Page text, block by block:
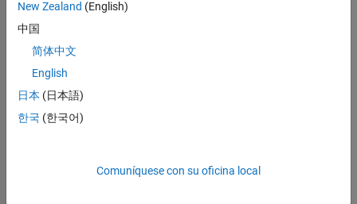
the settings folder.
Import Settings from Other Releases
Import settings from a release up to three releases immediately
preceding the one you are starting up.
Manage Windows in MATLAB Online
Pop out, pin, collapse, minimize, maximize, and close windows in
Información relacionada
New Zealand (English)
中国
简体中文
English
日本 (日本語)
한국 (한국어)
Comuníquese con su oficina local